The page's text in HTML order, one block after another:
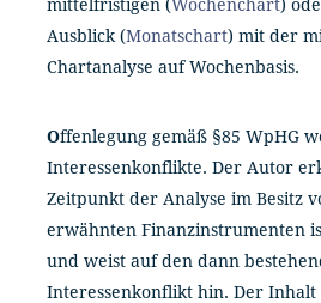
mittelfristigen (Wochenchart)
Ausblick (Monatschart) mit der
Chartanalyse auf Wochenbasis.
Offenlegung gemäß §85 WpHG
Interessenkonflikte. Der Autor
Zeitpunkt der Analyse im Besitz
erwähnten Finanzinstrumenten
und weist auf den dann
Interessenkonflikt hin. Der Inhalt